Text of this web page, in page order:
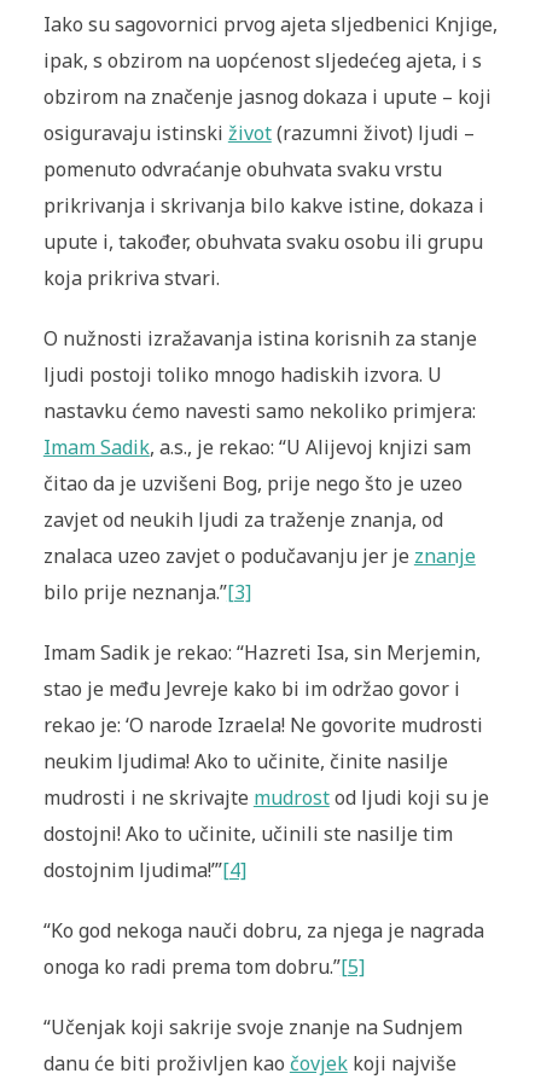
Iako su sagovornici prvog ajeta sljedbenici Knjige,
ipak, s obzirom na uopćenost sljedećeg ajeta, i s
obzirom na značenje jasnog dokaza i upute – koji
osiguravaju istinski život(razumni život) ljudi –
pomenuto odvraćanje obuhvata svaku vrstu
prikrivanja i skrivanja bilo kakve istine, dokaza i
upute i, također, obuhvata svaku osobu ili grupu
koja prikriva stvari.
O nužnosti izražavanja istina korisnih za stanje
ljudi postoji toliko mnogo hadiskih izvora. U
nastavku ćemo navesti samo nekoliko primjera:
Imam Sadik, a.s., je rekao: “U Alijevoj knjizi sam
čitao da je uzvišeni Bog, prije nego što je uzeo
zavjet od neukih ljudi za traženje znanja, od
znalaca uzeo zavjet o podučavanju jer je znanje
bilo prije neznanja.”[3]
Imam Sadik je rekao: “Hazreti Isa, sin Merjemin,
stao je među Jevreje kako bi im održao govor i
rekao je: ‘O narode Izraela! Ne govorite mudrosti
neukim ljudima! Ako to učinite, činite nasilje
mudrosti i ne skrivajte mudrostod ljudi koji su je
dostojni! Ako to učinite, učinili ste nasilje tim
dostojnim ljudima!’”[4]
“Ko god nekoga nauči dobru, za njega je nagrada
onoga ko radi prema tom dobru.”[5]
“Učenjak koji sakrije svoje znanje na Sudnjem
danu će biti proživljen kao čovjekkoji najviše